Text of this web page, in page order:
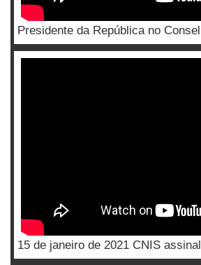
Presidente da República no
15 de janeiro de 2021 CNIS